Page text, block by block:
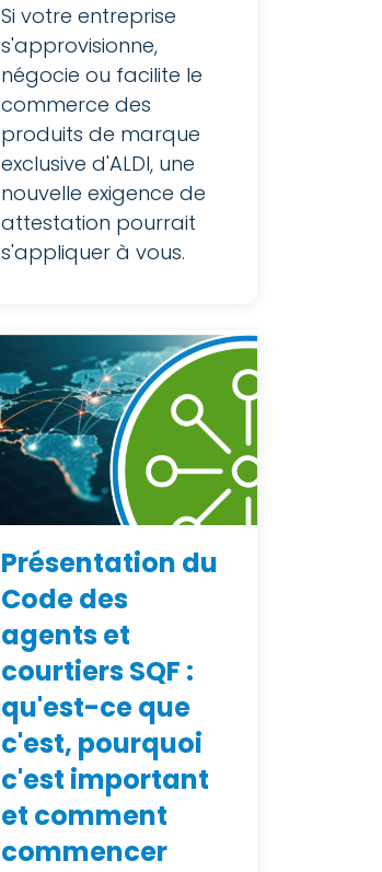
Si votre entreprise
s'approvisionne,
négocie ou facilite le
commerce des
produits de marque
exclusive d'ALDI, une
nouvelle exigence de
attestation pourrait
s'appliquer à vous.
Présentation du
Code des
agents et
courtiers SQF :
qu'est-ce que
c'est, pourquoi
c'est important
et comment
commencer